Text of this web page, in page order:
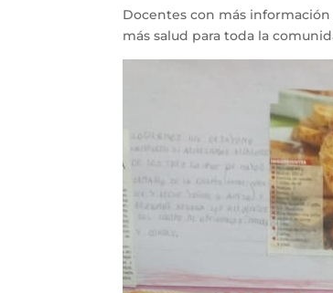
Docentes con más
más salud para toda la